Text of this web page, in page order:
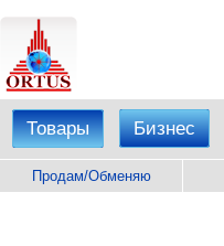
Товары Бизнес
Продам/Обменяю